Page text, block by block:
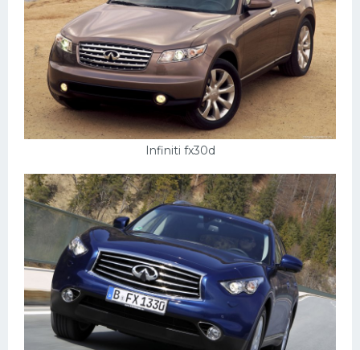
Infiniti fx30d